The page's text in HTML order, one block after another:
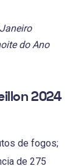
do Ano
2024
de fogos;
de 275